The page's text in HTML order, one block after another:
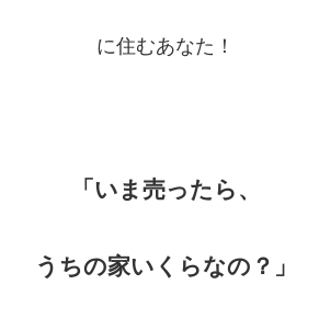
に住むあなた！
「いま売ったら、
うちの家いくらなの？」